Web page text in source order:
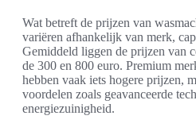
Wat betreft de prijzen van
variëren afhankelijk van merk,
Gemiddeld liggen de prijzen van
de 300 en 800 euro. Premium
hebben vaak iets hogere prijzen,
voordelen zoals geavanceerde
energiezuinigheid.